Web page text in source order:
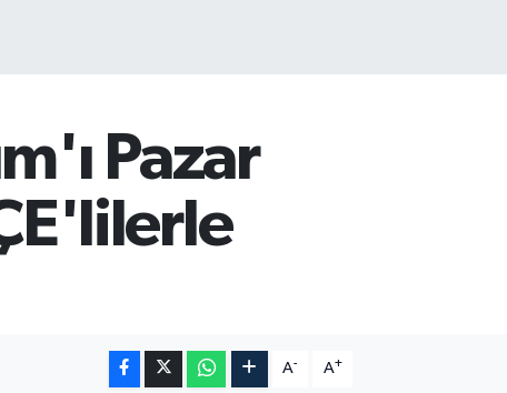
Pazar
A- A+